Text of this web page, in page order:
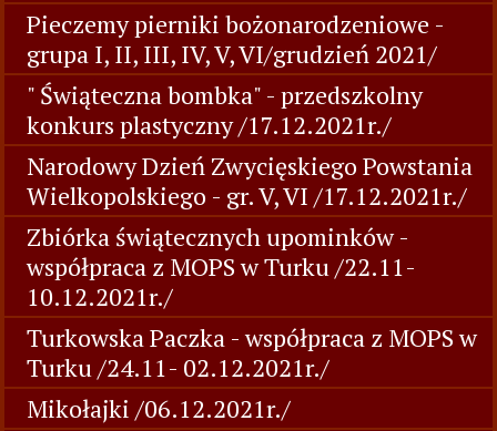
Pieczemy pierniki bożonarodzeniowe -
grupa I, II, III, IV, V, VI/grudzień 2021/
" Świąteczna bombka" - przedszkolny
konkurs plastyczny /17.12.2021r./
Narodowy Dzień Zwycięskiego Powstania
Wielkopolskiego - gr. V, VI /17.12.2021r./
Zbiórka świątecznych upominków -
współpraca z MOPS w Turku /22.11-
10.12.2021r./
Turkowska Paczka - współpraca z MOPS w
Turku /24.11- 02.12.2021r./
Mikołajki /06.12.2021r./